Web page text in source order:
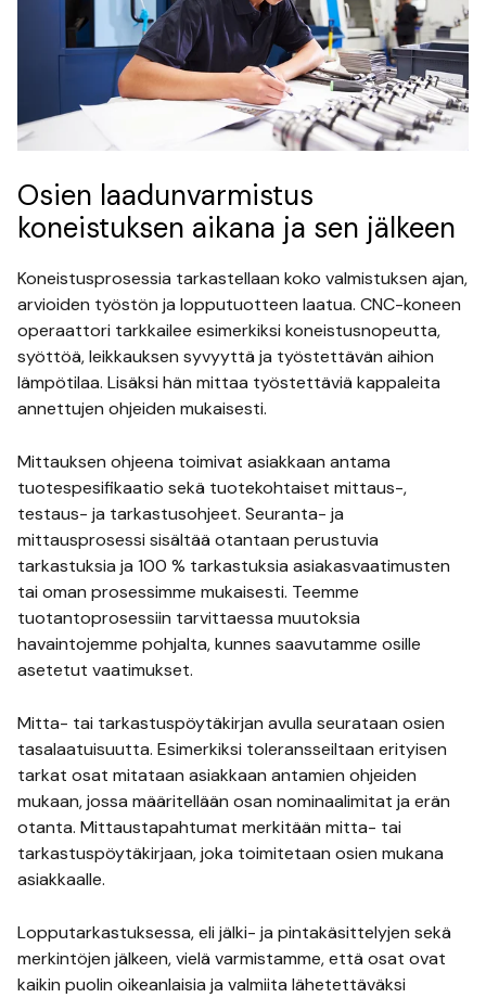
Osien laadunvarmistus
koneistuksen aikana ja sen jälkeen
Koneistusprosessia tarkastellaan koko valmistuksen ajan,
arvioiden työstön ja lopputuotteen laatua. CNC-koneen
operaattori tarkkailee esimerkiksi koneistusnopeutta,
syöttöä, leikkauksen syvyyttä ja työstettävän aihion
lämpötilaa. Lisäksi hän mittaa työstettäviä kappaleita
annettujen ohjeiden mukaisesti.
Mittauksen ohjeena toimivat asiakkaan antama
tuotespesifikaatio sekä tuotekohtaiset mittaus-,
testaus- ja tarkastusohjeet. Seuranta- ja
mittausprosessi sisältää otantaan perustuvia
tarkastuksia ja 100 % tarkastuksia asiakasvaatimusten
tai oman prosessimme mukaisesti. Teemme
tuotantoprosessiin tarvittaessa muutoksia
havaintojemme pohjalta, kunnes saavutamme osille
asetetut vaatimukset.
Mitta- tai tarkastuspöytäkirjan avulla seurataan osien
tasalaatuisuutta. Esimerkiksi toleransseiltaan erityisen
tarkat osat mitataan asiakkaan antamien ohjeiden
mukaan, jossa määritellään osan nominaalimitat ja erän
otanta. Mittaustapahtumat merkitään mitta- tai
tarkastuspöytäkirjaan, joka toimitetaan osien mukana
asiakkaalle.
Lopputarkastuksessa, eli jälki- ja pintakäsittelyjen sekä
merkintöjen jälkeen, vielä varmistamme, että osat ovat
kaikin puolin oikeanlaisia ja valmiita lähetettäväksi